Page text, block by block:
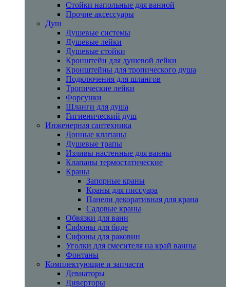
Стойки напольные для ванной
Прочие аксессуары
Душ
Душевые системы
Душевые лейки
Душевые стойки
Кронштейн для душевой лейки
Кронштейны для тропического душа
Подключения для шлангов
Тропические лейки
Форсунки
Шланги для душа
Гигиенический душ
Инженерная сантехника
Донные клапаны
Душевые трапы
Изливы настенные для ванны
Клапаны термостатические
Краны
Запорные краны
Краны для писсуара
Панели декоративная для крана
Садовые краны
Обвязки для ванн
Сифоны для биде
Сифоны для раковин
Уголки для смесителя на край ванны
Фонтаны
Комплектующие и запчасти
Девиаторы
Диверторы